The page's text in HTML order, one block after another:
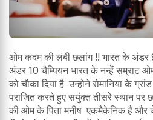
ओम कदम की लंबी छलांग !! भारत के अंडर
अंडर 10 चैम्पियन भारत के नन्हें सम्राट
को चौका दिया है उन्होने रोमानिया के
पराजित करते हुए सयुंक्त तीसरे स्थान पर
की ओम के पिता मनीष एकमैकेनिक है और